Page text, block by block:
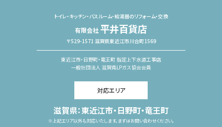
トイレ・キッチン・バスルーム・給湯器のリフォーム・交換
有限会社 平井百貨店
〒529-1571 滋賀県東近江市川合町1569
東近江市・日野町・竜王町 指定上下水道工事店
一般社団法人 滋賀県LPガス協会会員
対応エリア
滋賀県：東近江市・日野町・竜王町
※上記エリア以外も対応いたします。まずはお問い合わせください。